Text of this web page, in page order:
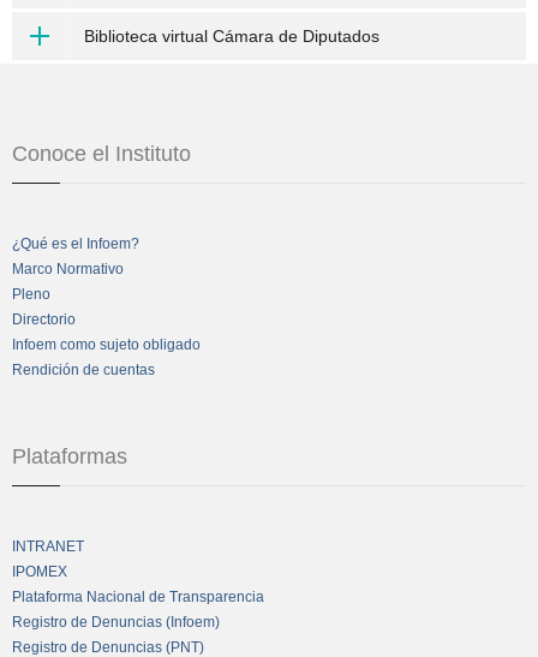
Biblioteca virtual Cámara de Diputados
Conoce el Instituto
¿Qué es el Infoem?
Marco Normativo
Pleno
Directorio
Infoem como sujeto obligado
Rendición de cuentas
Plataformas
INTRANET
IPOMEX
Plataforma Nacional de Transparencia
Registro de Denuncias (Infoem)
Registro de Denuncias (PNT)